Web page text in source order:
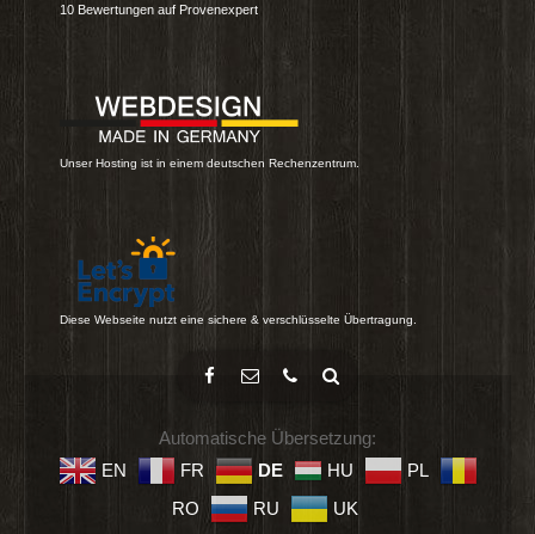
10 Bewertungen auf Provenexpert
Unser Hosting ist in einem deutschen Rechenzentrum.
Diese Webseite nutzt eine sichere & verschlüsselte Übertragung.
Automatische Übersetzung:
EN
FR DE HU
PL
RO
RU UK